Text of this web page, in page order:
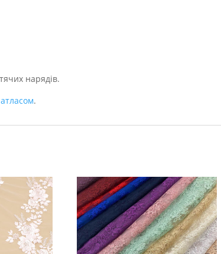
нарядів.
.